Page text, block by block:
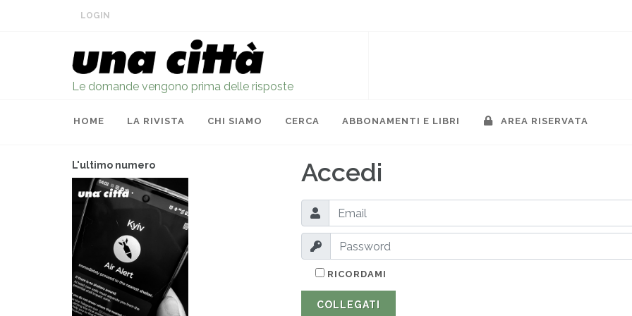
LOGIN
Le domande vengono prima delle risposte
HOME LA RIVISTA CHI SIAMO CERCA ABBONAMENTI E LIBRI AREA RISERVATA
L'ultimo numero Accedi
RICORDAMI
COLLEGATI